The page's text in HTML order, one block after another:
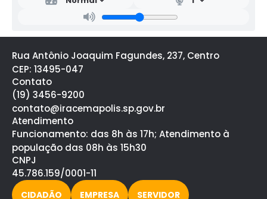
Rua Antônio Joaquim Fagundes, 237, Centro
CEP: 13495-047
Contato
(19) 3456-9200
contato@iracemapolis.sp.gov.br
Atendimento
Funcionamento: das 8h às 17h; Atendimento à
população das 08h às 15h30
CNPJ
45.786.159/0001-11
CIDADÃO EMPRESA SERVIDOR